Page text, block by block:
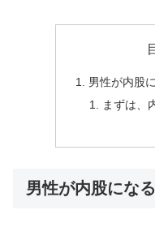
男性が内股
まずは、
男性が内股にな